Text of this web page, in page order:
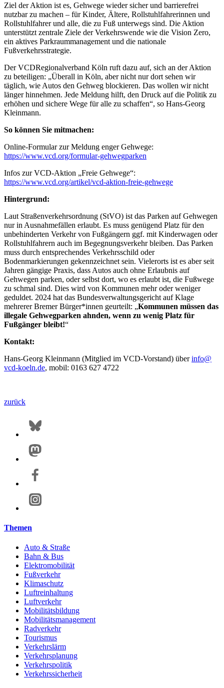
Ziel der Aktion ist es, Gehwege wieder sicher und barrierefrei
nutzbar zu machen – für Kinder, Ältere, Rollstuhlfahrerinnen und
Rollstuhlfahrer und alle, die zu Fuß unterwegs sind. Die Aktion
unterstützt zentrale Ziele der Verkehrswende wie die Vision Zero,
ein aktives Parkraummanagement und die nationale
Fußverkehrsstrategie.
Der VCDRegionalverband Köln ruft dazu auf, sich an der Aktion
zu beteiligen: „Überall in Köln, aber nicht nur dort sehen wir
täglich, wie Autos den Gehweg blockieren. Das wollen wir nicht
länger hinnehmen. Jede Meldung hilft, den Druck auf die Politik zu
erhöhen und sichere Wege für alle zu schaffen“, so Hans-Georg
Kleinmann.
So können Sie mitmachen:
Online-Formular zur Meldung enger Gehwege:
https://www.vcd.org/formular-gehwegparken
Infos zur VCD-Aktion „Freie Gehwege“:
https://www.vcd.org/artikel/vcd-aktion-freie-gehwege
Hintergrund:
Laut Straßenverkehrsordnung (StVO) ist das Parken auf Gehwegen
nur in Ausnahmefällen erlaubt. Es muss genügend Platz für den
unbehinderten Verkehr von Fußgängern ggf. mit Kinderwagen oder
Rollstuhlfahrern auch im Begegnungsverkehr bleiben. Das Parken
muss durch entsprechendes Verkehrsschild oder
Bodenmarkierungen gekennzeichnet sein. Vielerorts ist es aber seit
Jahren gängige Praxis, dass Autos auch ohne Erlaubnis auf
Gehwegen parken, oder selbst dort, wo es erlaubt ist, die Fußwege
zu schmal sind. Dies wird von Kommunen mehr oder weniger
geduldet. 2024 hat das Bundesverwaltungsgericht auf Klage
mehrerer Bremer Bürger*innen geurteilt: „Kommunen müssen das
illegale Gehwegparken ahnden, wenn zu wenig Platz für
Fußgänger bleibt!“
Kontakt:
Hans-Georg Kleinmann (Mitglied im VCD-Vorstand) überinfo@
vcd-koeln.de, mobil: 0163 627 4722
zurück
Themen
Auto & Straße
Bahn & Bus
Elektromobilität
Fußverkehr
Klimaschutz
Luftreinhaltung
Luftverkehr
Mobilitätsbildung
Mobilitätsmanagement
Radverkehr
Tourismus
Verkehrslärm
Verkehrsplanung
Verkehrspolitik
Verkehrssicherheit